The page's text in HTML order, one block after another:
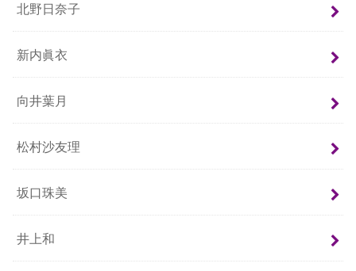
北野日奈子
新内眞衣
向井葉月
松村沙友理
坂口珠美
井上和